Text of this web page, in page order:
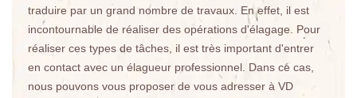
traduire par un grand nombre de travaux. En effet, il est
incontournable de réaliser des opérations d'élagage. Pour
réaliser ces types de tâches, il est très important d'entrer
en contact avec un élagueur professionnel. Dans ce cas,
nous pouvons vous proposer de vous adresser à VD